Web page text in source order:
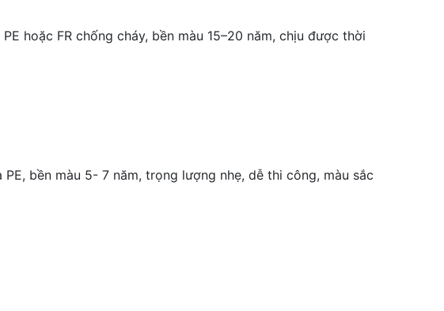
hoặc FR chống cháy, bền màu 15–20 năm, chịu được thời
bền màu 5- 7 năm, trọng lượng nhẹ, dễ thi công, màu sắc